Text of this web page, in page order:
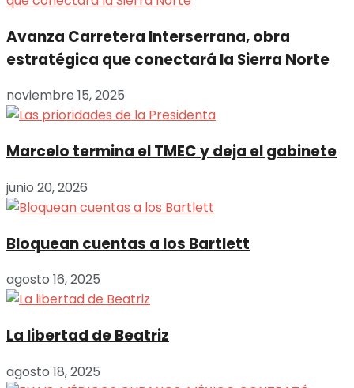
Avanza Carretera Interserrana, obra
estratégica que conectará la Sierra Norte
noviembre 15, 2025
Marcelo termina el TMEC y deja el gabinete
junio 20, 2026
Bloquean cuentas a los Bartlett
agosto 16, 2025
La libertad de Beatriz
agosto 18, 2025